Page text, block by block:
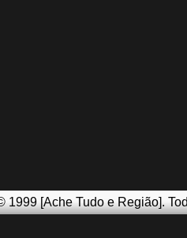
1999 [Ache Tudo e Região].